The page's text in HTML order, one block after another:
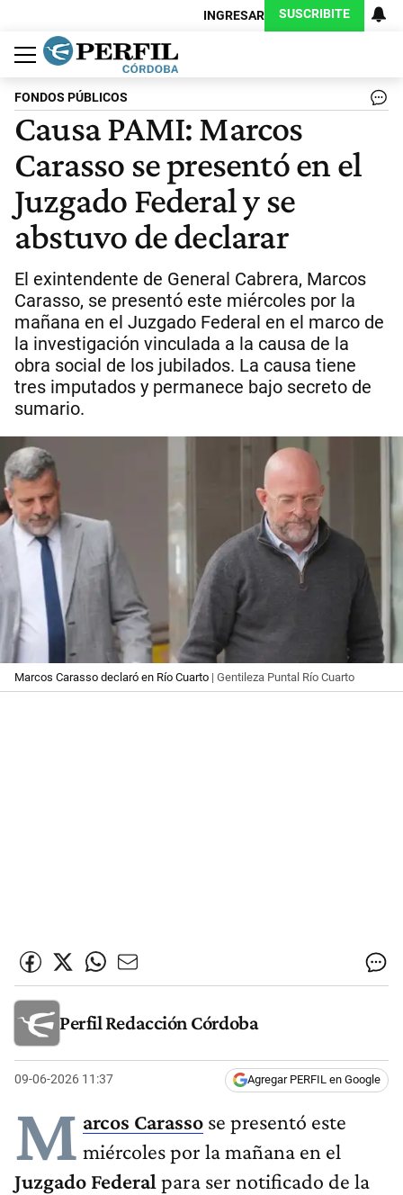
INGRESAR SUSCRIBITE
Política
Economía
Judiciales
Sociedad
Cultura
Espectáculos
Deportes
Protagonistas
FONDOS PÚBLICOS
Causa PAMI: Marcos
Carasso se presentó en el
Juzgado Federal y se
abstuvo de declarar
El exintendente de General Cabrera, Marcos
Carasso, se presentó este miércoles por la
mañana en el Juzgado Federal en el marco de
la investigación vinculada a la causa de la
obra social de los jubilados. La causa tiene
tres imputados y permanece bajo secreto de
sumario.
Marcos Carasso declaró en Río Cuarto | Gentileza Puntal Río Cuarto
Perfil Redacción Córdoba
09-06-2026 11:37 Agregar PERFIL en Google
M arcos Carasso se presentó este
miércoles por la mañana en el
Juzgado Federal para ser notificado de la